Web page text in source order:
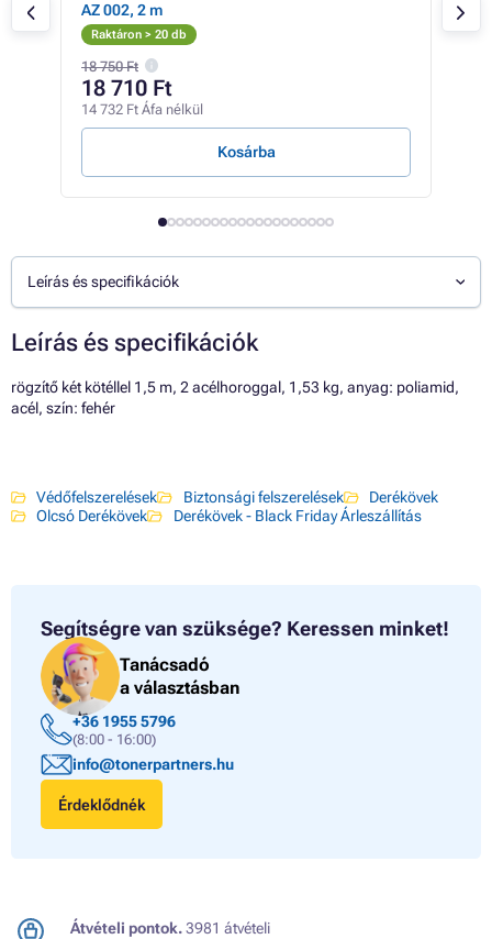
AZ 002, 2 m
Raktáron > 20 db
18 750 Ft
18 710 Ft
14 732 Ft Áfa nélkül
Kosárba
Leírás és specifikációk
Leírás és specifikációk
rögzítő két kötéllel 1,5 m, 2 acélhoroggal, 1,53 kg, anyag: poliamid,
acél, szín: fehér
Védőfelszerelések Biztonsági felszerelések
Derékövek
Olcsó Derékövek
Derékövek - Black Friday Árleszállítás
Segítségre van szüksége? Keressen minket!
Tanácsadó
a választásban
+36 1955 5796
(8:00 - 16:00)
info@tonerpartners.hu
Érdeklődnék
Átvételi pontok.3981 átvételi